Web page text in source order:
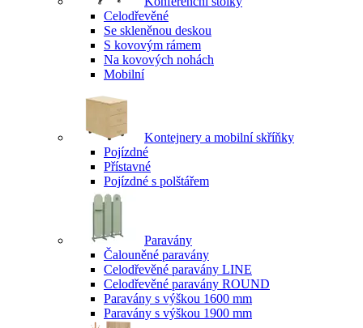
Celodřevěné
Se skleněnou deskou
S kovovým rámem
Na kovových nohách
Mobilní
Kontejnery a mobilní skříňky
Pojízdné
Přístavné
Pojízdné s polštářem
Paravány
Čalouněné paravány
Celodřevěné paravány LINE
Celodřevěné paravány ROUND
Paravány s výškou 1600 mm
Paravány s výškou 1900 mm